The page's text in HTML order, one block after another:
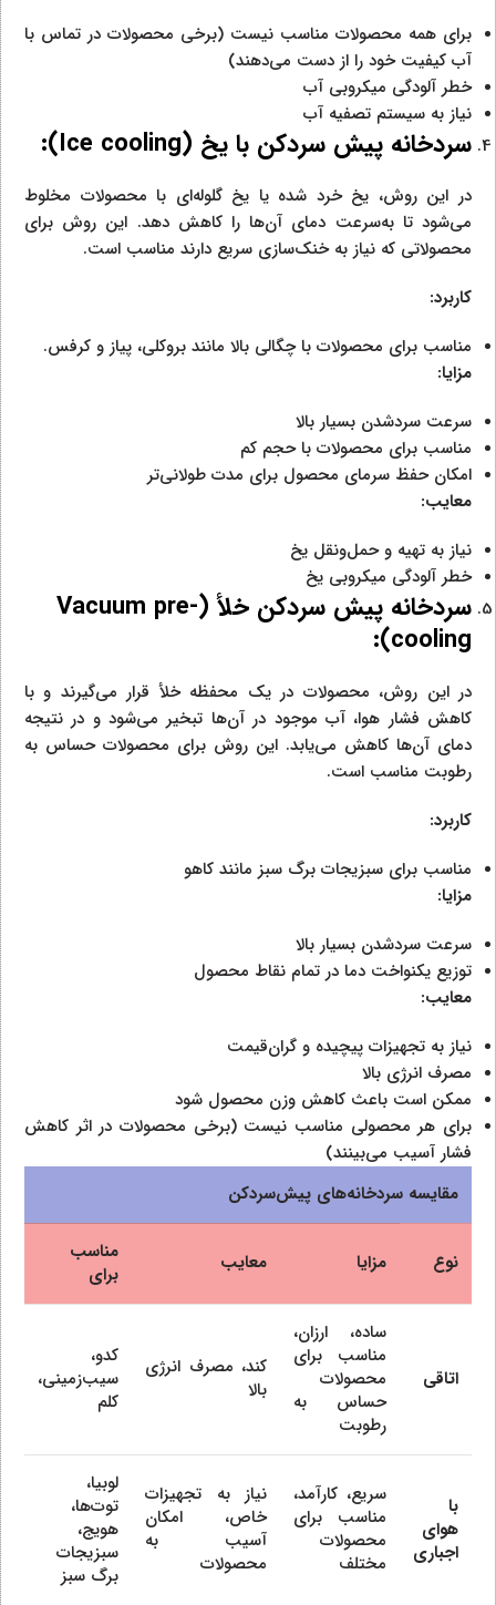
برای همه محصولات مناسب نیست (برخی محصولات در تماس با
آب کیفیت خود را از دست می‌دهند)
خطر آلودگی میکروبی آب
نیاز به سیستم تصفیه آب
سردخانه پیش سردکن با یخ (Ice cooling
):
در این روش، یخ خرد شده یا یخ گلوله‌ای با محصولات مخلوط
می‌شود تا به‌سرعت دمای آن‌ها را کاهش دهد. این روش برای
محصولاتی که نیاز به خنک‌سازی سریع دارند مناسب است.
کاربرد:
مناسب برای محصولات با چگالی بالا مانند بروکلی، پیاز و کرفس.
مزایا:
سرعت سردشدن بسیار بالا
مناسب برای محصولات با حجم کم
امکان حفظ سرمای محصول برای مدت طولانی‌تر
معایب:
نیاز به تهیه و حمل‌ونقل یخ
خطر آلودگی میکروبی یخ
سردخانه پیش سردکن خلأ (Vacuum pre-
cooling
):
در این روش، محصولات در یک محفظه خلأ قرار می‌گیرند و با
کاهش فشار هوا، آب موجود در آن‌ها تبخیر می‌شود و در نتیجه
دمای آن‌ها کاهش می‌یابد. این روش برای محصولات حساس به
رطوبت مناسب است.
کاربرد:
مناسب برای سبزیجات برگ سبز مانند کاهو
مزایا:
سرعت سردشدن بسیار بالا
توزیع یکنواخت دما در تمام نقاط محصول
معایب:
نیاز به تجهیزات پیچیده و گران‌قیمت
مصرف انرژی بالا
ممکن است باعث کاهش وزن محصول شود
برای هر محصولی مناسب نیست (برخی محصولات در اثر کاهش
فشار آسیب می‌بینند)
مقایسه سردخانه‌های پیش‌سردکن
نوع مزایا معایب
مناسب
برای
اتاقی
ساده، ارزان،
مناسب برای
محصولات
حساس به
رطوبت
کند، مصرف انرژی
بالا
کدو،
سیب‌زمینی،
کلم
با
هوای
اجباری
سریع، کارآمد،
مناسب برای
محصولات
مختلف
نیاز به تجهیزات
خاص، امکان
آسیب به
محصولات
لوبیا،
توت‌ها،
هویج،
سبزیجات
برگ سبز